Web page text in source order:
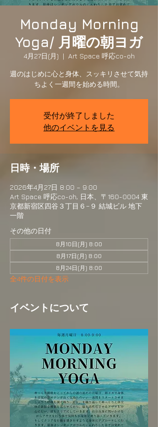
Monday Morning
Yoga/ 月曜の朝ヨガ
4月27日(月)
  |
Art Space 呼応co-oh
週のはじめに心と身体、スッキリさせて気持
ちよく一週間を始める時間。
受付が終了しました
他のイベントを見る
日時・場所
2026年4月27日 8:00 – 9:00
Art Space 呼応co-oh, 日本、〒160-0004 東
京都新宿区四谷３丁目６−９ 結城ビル 地下
一階
その他の日付
8月10日(月) 8:00
8月17日(月) 8:00
8月24日(月) 8:00
全4件の日付を表示
イベントについて